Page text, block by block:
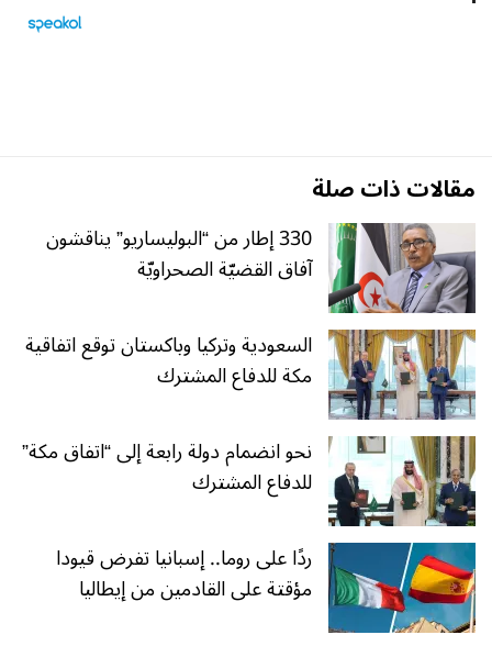
مقالات ذات صلة
330 إطار من “البوليساريو” يناقشون
آفاق القضيّة الصحراويّة
السعودية وتركيا وباكستان توقع اتفاقية
مكة للدفاع المشترك
نحو انضمام دولة رابعة إلى “اتفاق مكة”
للدفاع المشترك
ردًا على روما.. إسبانيا تفرض قيودا
مؤقتة على القادمين من إيطاليا